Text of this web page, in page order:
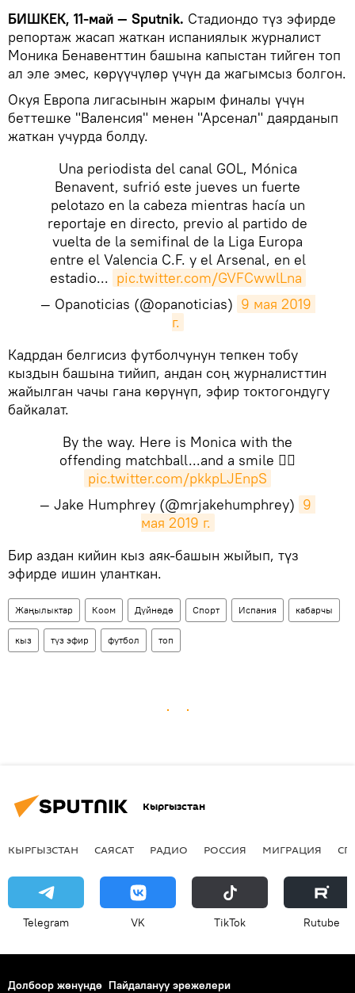
БИШКЕК, 11-май — Sputnik. Стадиондо түз эфирде
репортаж жасап жаткан испаниялык журналист
Моника Бенавенттин башына капыстан тийген топ
ал эле эмес, көрүүчүлөр үчүн да жагымсыз болгон.
Окуя Европа лигасынын жарым финалы үчүн
беттешке "Валенсия" менен "Арсенал" даярданып
жаткан учурда болду.
Una periodista del canal GOL, Mónica
Benavent, sufrió este jueves un fuerte
pelotazo en la cabeza mientras hacía un
reportaje en directo, previo al partido de
vuelta de la semifinal de la Liga Europa
entre el Valencia C.F. y el Arsenal, en el
estadio... pic.twitter.com/GVFCwwlLna
— Opanoticias (@opanoticias) 9 мая 2019
г.
​Кадрдан белгисиз футболчунун тепкен тобу
кыздын башына тийип, андан соң журналисттин
жайылган чачы гана көрүнүп, эфир токтогондугу
байкалат.
By the way. Here is Monica with the
offending matchball...and a smile 👍🏻
pic.twitter.com/pkkpLJEnpS
— Jake Humphrey (@mrjakehumphrey) 9
мая 2019 г.
​Бир аздан кийин кыз аяк-башын жыйып, түз
эфирде ишин уланткан.
Жаңылыктар Коом Дүйнөдө Спорт Испания кабарчы
кыз түз эфир футбол топ
Кыргызстан
КЫРГЫЗСТАН САЯСАТ РАДИО РОССИЯ МИГРАЦИЯ
Telegram VK ТikТоk Rutube
Долбоор жөнүндө Пайдалануу эрежелери